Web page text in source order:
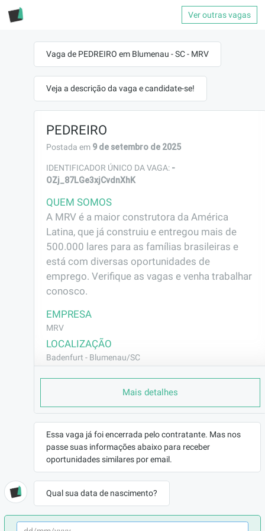
Ver outras vagas
Vaga de PEDREIRO em Blumenau - SC - MRV
Veja a descrição da vaga e candidate-se!
PEDREIRO
Postada em 9 de setembro de 2025
IDENTIFICADOR ÚNICO DA VAGA: -
OZj_87LGe3xjCvdnXhK
QUEM SOMOS
A MRV é a maior construtora da América
Latina, que já construiu e entregou mais de
500.000 lares para as famílias brasileiras e
está com diversas oportunidades de
emprego. Verifique as vagas e venha trabalhar
conosco.
EMPRESA
MRV
LOCALIZAÇÃO
Badenfurt - Blumenau/SC
CONTRATO
REMUNERAÇÃO
R$2675,20
VAGA AFIRMATIVA
Não
Construção Civil
BENEFÍCIOS
a combinar
Mais detalhes
Essa vaga já foi encerrada pelo contratante. Mas nos
passe suas informações abaixo para receber
oportunidades similares por email.
Qual sua data de nascimento?